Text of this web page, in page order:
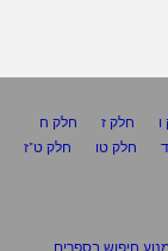
חלק ז
חלק ח
חלק טו
חלק ט"ז
חיפוש בספרים